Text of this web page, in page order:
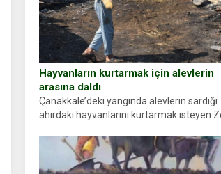
Hayvanların kurtarmak için alevlerin
arasına daldı
Çanakkale’deki yangında alevlerin sardığı
ahırdaki hayvanlarını kurtarmak isteyen
ellerinde yanıklar oluşan Demir, kâbus dolu
anları anlattı… Merkeze bağlı...